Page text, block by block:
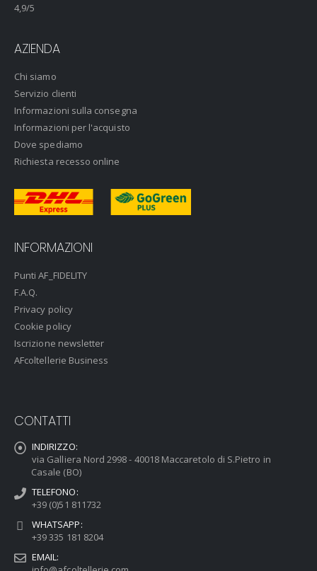
4,9/5
AZIENDA
Chi siamo
Servizio clienti
Informazioni sulla consegna
Informazioni per l'acquisto
Dove spediamo
Richiesta recesso online
INFORMAZIONI
Punti AF_FIDELITY
F.A.Q.
Privacy policy
Cookie policy
Iscrizione newsletter
AFcoltellerie Business
CONTATTI
INDIRIZZO:
via Galliera Nord 2998 - 40018 Maccaretolo di S.Pietro in
Casale (BO)
TELEFONO:
+39 (0)51 811732
WHATSAPP:
+39 335 181 8204
EMAIL: